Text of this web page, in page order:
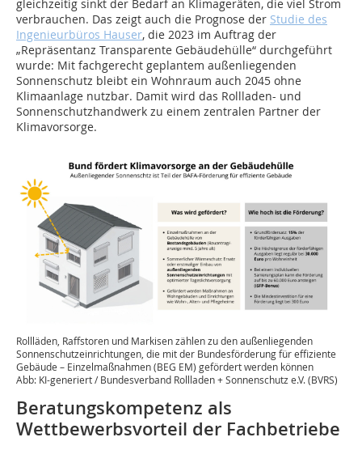
gleichzeitig sinkt der Bedarf an Klimageräten, die viel Strom
verbrauchen. Das zeigt auch die Prognose der Studie des
Ingenieurbüros Hauser, die 2023 im Auftrag der
„Repräsentanz Transparente Gebäudehülle“ durchgeführt
wurde: Mit fachgerecht geplantem außenliegenden
Sonnenschutz bleibt ein Wohnraum auch 2045 ohne
Klimaanlage nutzbar. Damit wird das Rollladen- und
Sonnenschutzhandwerk zu einem zentralen Partner der
Klimavorsorge.
Rollläden, Raffstoren und Markisen zählen zu den außenliegenden
Sonnenschutzeinrichtungen, die mit der Bundesförderung für effiziente
Gebäude – Einzelmaßnahmen (BEG EM) gefördert werden können
Abb: KI-generiert / Bundesverband Rollladen + Sonnenschutz e.V. (BVRS)
Beratungskompetenz als
Wettbewerbsvorteil der Fachbetriebe